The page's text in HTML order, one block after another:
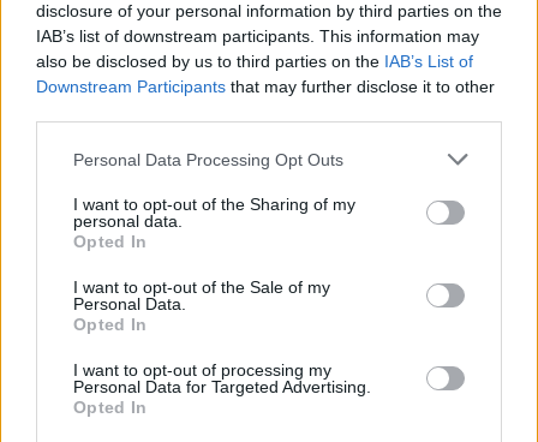
disclosure of your personal information by third parties on the
IAB’s list of downstream participants. This information may
also be disclosed by us to third parties on the IAB’s List of
Downstream Participants that may further disclose it to other
Personal Data Processing Opt Outs
I want to opt-out of the Sharing of my
personal data.
Opted In
I want to opt-out of the Sale of my
Personal Data.
Opted In
I want to opt-out of processing my
Personal Data for Targeted Advertising.
Opted In
PDF (Lazarus)
PUSL (D. Voiculescu)
PNȚCD (Pavelescu)
PNCR (Terheș)
Partidul Patrioților (Surugiu)
FAR (Coarnă)
România pe Primul Loc (Ponta)
Arată rezultatele
Arhiva sondajelor